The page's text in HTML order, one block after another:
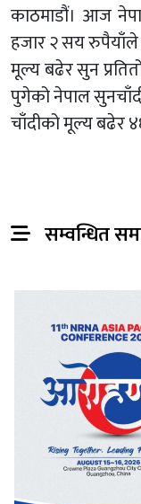
काठमाडौं। आज
हजार २ सय
मूल्य बढेर सुन
पुगेको नेपाल
चाँदीको मूल्य बढेर
सम्वन्धित